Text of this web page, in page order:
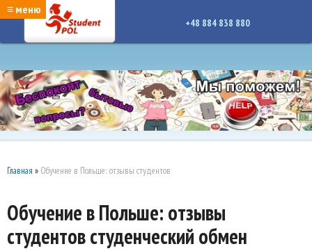
google-site-verification: google7a917c261df1566b.htmlgoogle-site-verification:
google7a917c261df1566b.html
≡ меню
+48 884 838 880
Главная » Обучение в Польше: отзывы студентов
Обучение в Польше: отзывы
студентов студенческий обмен